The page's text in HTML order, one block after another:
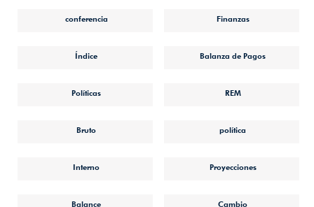
conferencia Finanzas
Índice Balanza de Pagos
Políticas REM
Bruto política
Interno Proyecciones
Balance Cambio